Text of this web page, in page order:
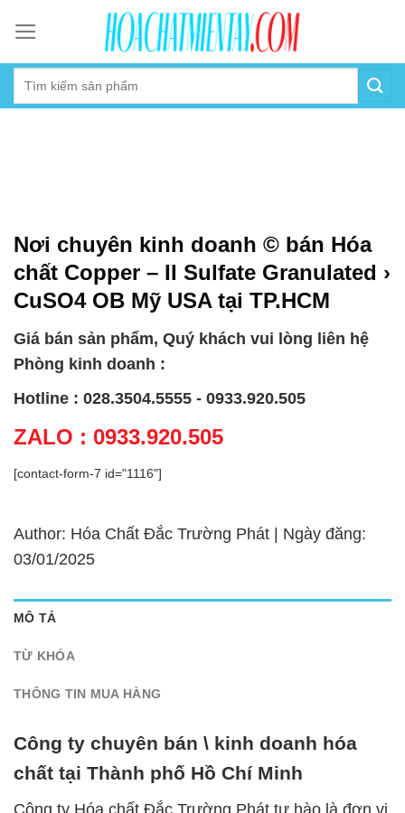
content
Nơi chuyên kinh doanh © bán Hóa
chất Copper – II Sulfate Granulated ›
CuSO4 OB Mỹ USA tại TP.HCM
Giá bán sản phẩm, Quý khách vui lòng liên hệ
Phòng kinh doanh :
Hotline : 028.3504.5555 - 0933.920.505
ZALO : 0933.920.505
[contact-form-7 id="1116"]
Author: Hóa Chất Đắc Trường Phát | Ngày đăng:
03/01/2025
MÔ TẢ
TỪ KHÓA
THÔNG TIN MUA HÀNG
Công ty chuyên bán \ kinh doanh hóa
chất tại Thành phố Hồ Chí Minh